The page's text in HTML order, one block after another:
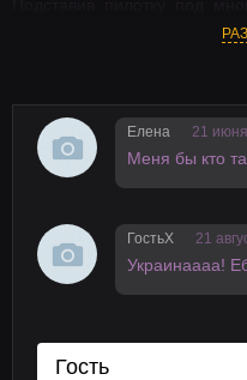
мужчин, украинка
Елена 21
Меня бы ктo
ГостьX 21
Украинаааа!